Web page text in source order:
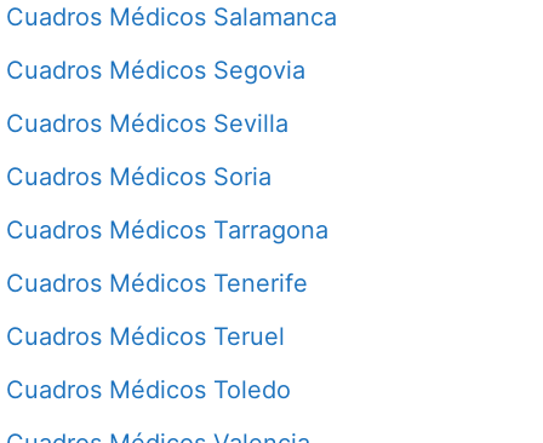
Cuadros Médicos Salamanca
Cuadros Médicos Segovia
Cuadros Médicos Sevilla
Cuadros Médicos Soria
Cuadros Médicos Tarragona
Cuadros Médicos Tenerife
Cuadros Médicos Teruel
Cuadros Médicos Toledo